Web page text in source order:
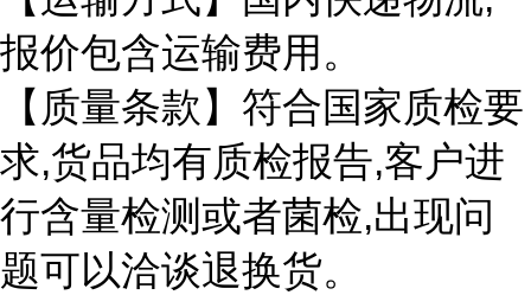
报价包含运输费用。
【质量条款】符合国家质检要
求,货品均有质检报告,客户进
行含量检测或者菌检,出现问
题可以洽谈退换货。